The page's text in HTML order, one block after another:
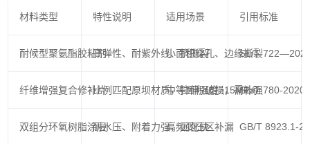
材料类型 特性说明 适用场景 引用标准
耐候型聚氨酯胶粘剂高弹性、耐紫外线、抗撕裂小面积穿孔、边缘撕裂
SL/T
纤维增强复合修补片比例匹配原坝材质，拉伸强度≥15MPa
中等面积破损，需补强SL/T 780-2020
双组分环氧树脂涂层耐水压、附着力强，固化快
高频受压区补漏 GB/T 8923.1-